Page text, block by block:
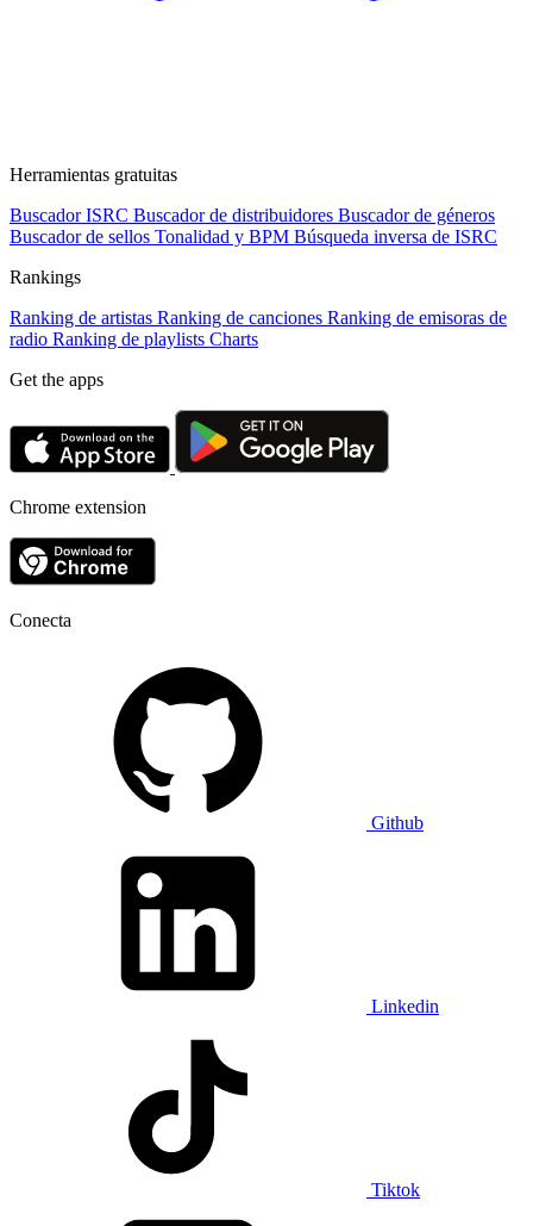
Herramientas gratuitas
Buscador ISRC Buscador de distribuidores Buscador de géneros
Buscador de sellos Tonalidad y BPM Búsqueda inversa de ISRC
Rankings
Ranking de artistas Ranking de canciones Ranking de emisoras de
radio Ranking de playlists Charts
Get the apps
Chrome extension
Conecta
Github
Linkedin
Tiktok